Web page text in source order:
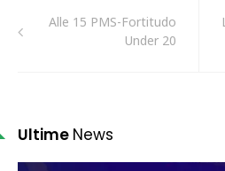
Alle 15 PMS-Fortitudo
Under 20
Ultime News